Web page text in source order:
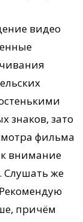
видео
знаков, зато
фильма
внимание
Слушать же
причём